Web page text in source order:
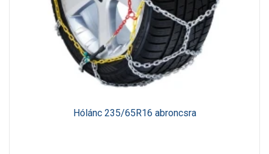
Hólánc 235/65R16 abroncsra